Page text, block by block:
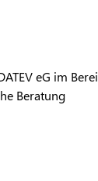
eG im
Beratung